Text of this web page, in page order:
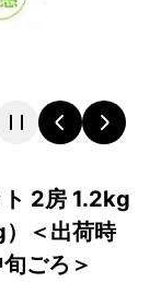
ト 2房 1.2kg
＜出荷時
ごろ＞